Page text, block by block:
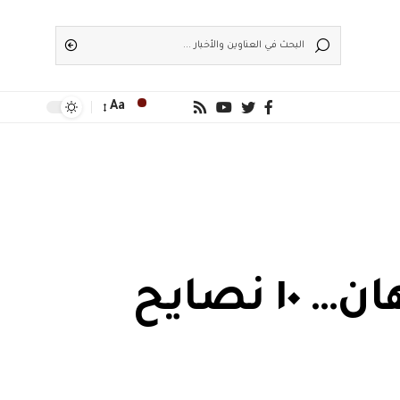
Aa
غسيل العربية فى الشمس بيحرق الدهان… ١٠ نصايح